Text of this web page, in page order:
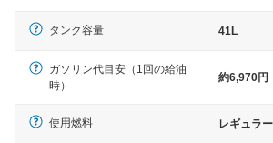
タンク容量 41L
ガソリン代目安（1回の給油
時）
約6,970円
使用燃料 レギュラー